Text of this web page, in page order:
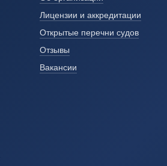
Лицензии и аккредитации
Открытые перечни судов
Отзывы
Вакансии